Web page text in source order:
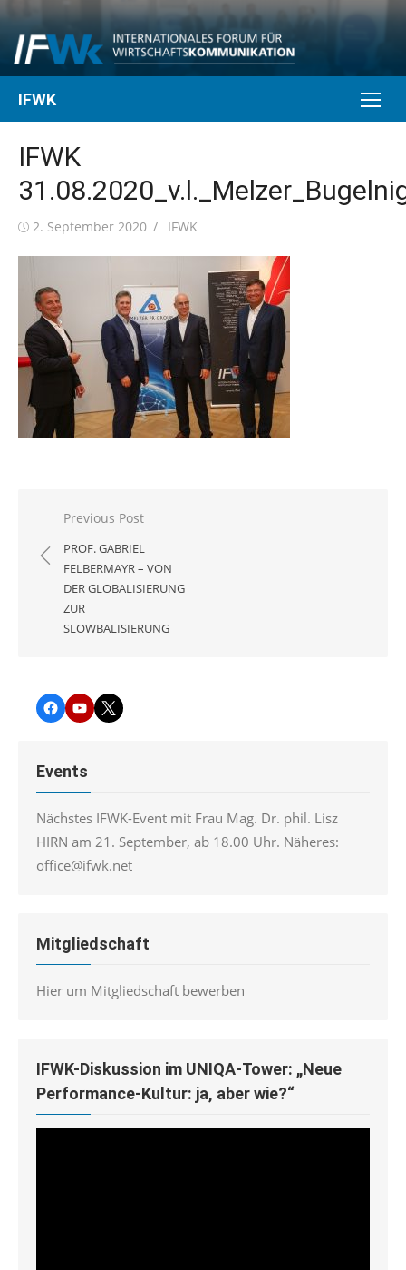
Skip
content
IFWK
IFWK
Posted
2. September 2020 Author
IFWK
Beitragsnavigation
Previous Post
PROF. GABRIEL
FELBERMAYR – VON
DER GLOBALISIERUNG
ZUR
SLOWBALISIERUNG
Facebook
YouTubeTwitter
Events
Nächstes IFWK-Event mit Frau Mag. Dr. phil. Lisz
HIRN am 21. September, ab 18.00 Uhr. Näheres:
office@ifwk.net
Mitgliedschaft
Hier um Mitgliedschaft bewerben
IFWK-Diskussion im UNIQA-Tower: „Neue
Performance-Kultur: ja, aber wie?“